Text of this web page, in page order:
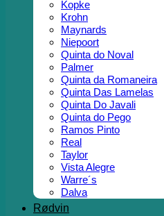
Kopke
Krohn
Maynards
Niepoort
Quinta do Noval
Palmer
Quinta da Romaneira
Quinta Das Lamelas
Quinta Do Javali
Quinta do Pego
Ramos Pinto
Real
Taylor
Vista Alegre
Warre´s
Dalva
Rødvin